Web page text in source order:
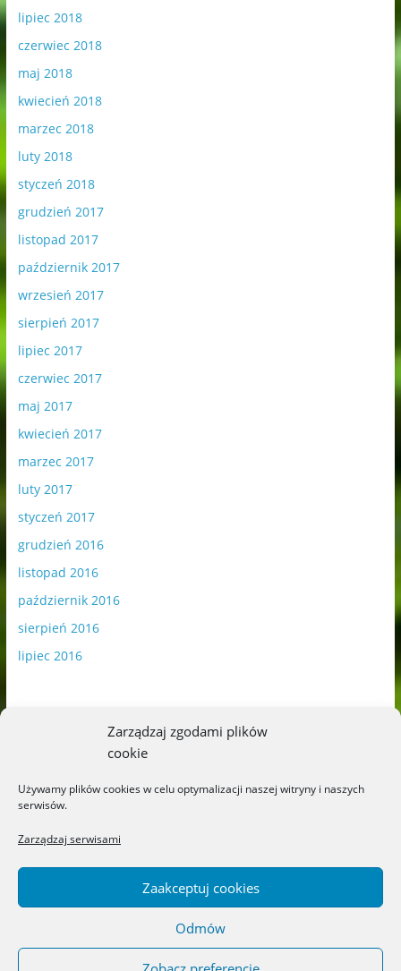
Zarządzaj zgodami plików
cookie
Używamy plików cookies w celu optymalizacji naszej witryny i naszych
serwisów.
Zarządzaj serwisami
Zaakceptuj cookies
Odmów
lipiec 2018
czerwiec 2018
maj 2018
kwiecień 2018
marzec 2018
luty 2018
styczeń 2018
grudzień 2017
listopad 2017
październik 2017
wrzesień 2017
sierpień 2017
lipiec 2017
czerwiec 2017
maj 2017
kwiecień 2017
marzec 2017
luty 2017
styczeń 2017
grudzień 2016
listopad 2016
październik 2016
sierpień 2016
lipiec 2016
Blog o książkach dla dzieci i młodzieży –
recenzje i rekomendacje. All rights reserved.